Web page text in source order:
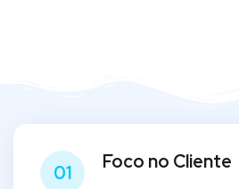
01 Foco no Cliente